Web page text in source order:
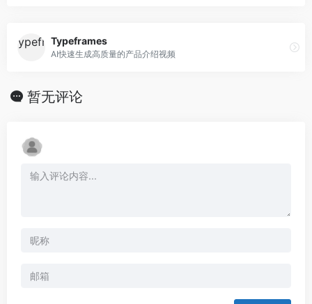
Typeframes
AI快速生成高质量的产品介绍视频
暂无评论